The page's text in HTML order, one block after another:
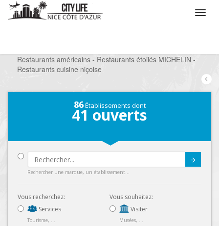
Restaurants américains - Restaurants étoilés MICHELIN -
Restaurants cuisine niçoise
86Établissements dont
41 ouverts
Rechercher une marque, un établissement...
Vous recherchez:
Services
Tourisme, ...
Vous souhaitez:
Visiter
Musées, ...